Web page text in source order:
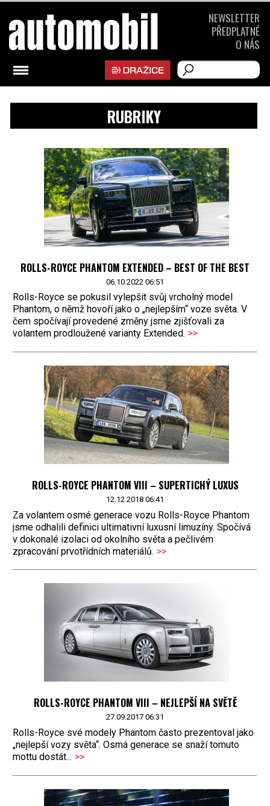
RUBRIKY
ROLLS-ROYCE PHANTOM EXTENDED – BEST OF THE BEST
06.10.2022 06:51
Rolls-Royce se pokusil vylepšit svůj vrcholný model
Phantom, o němž hovoří jako o „nejlepším“ voze světa. V
čem spočívají provedené změny jsme zjišťovali za
volantem prodloužené varianty Extended. >>
ROLLS-ROYCE PHANTOM VIII – SUPERTICHÝ LUXUS
12.12.2018 06:41
Za volantem osmé generace vozu Rolls-Royce Phantom
jsme odhalili definici ultimativní luxusní limuzíny. Spočívá
v dokonalé izolaci od okolního světa a pečlivém
zpracování prvotřídních materiálů. >>
ROLLS-ROYCE PHANTOM VIII – NEJLEPŠÍ NA SVĚTĚ
27.09.2017 06:31
Rolls-Royce své modely Phantom často prezentoval jako
„nejlepší vozy světa“. Osmá generace se snaží tomuto
mottu dostát... >>
NEWSLETTER
PŘEDPLATNÉ
O NÁS